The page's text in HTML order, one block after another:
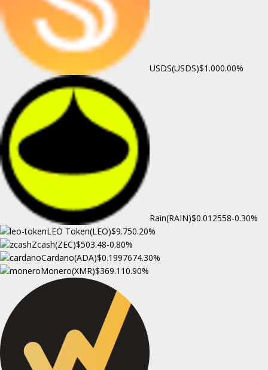
USDS(USDS)$1.000.00%
Rain(RAIN)$0.012558-0.30%
LEO Token(LEO)$9.750.20%
Zcash(ZEC)$503.48-0.80%
Cardano(ADA)$0.1997674.30%
Monero(XMR)$369.110.90%